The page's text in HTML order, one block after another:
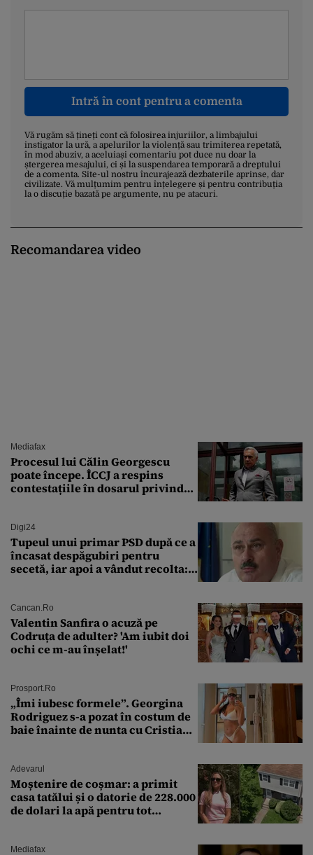
Intră în cont pentru a comenta
Vă rugăm să țineți cont că folosirea injuriilor, a limbajului
instigator la ură, a apelurilor la violență sau trimiterea repetată,
în mod abuziv, a aceluiași comentariu pot duce nu doar la
ștergerea mesajului, ci și la suspendarea temporară a dreptului
de a comenta. Site-ul nostru încurajează dezbaterile aprinse, dar
civilizate. Vă mulțumim pentru înțelegere și pentru contribuția
la o discuție bazată pe argumente, nu pe atacuri.
Recomandarea video
Mediafax
Procesul lui Călin Georgescu
poate începe. ÎCCJ a respins
contestațiile în dosarul privind
Digi24
Tupeul unui primar PSD după ce a
încasat despăgubiri pentru
secetă, iar apoi a vândut recolta:
Cancan.ro
Valentin Sanfira o acuză pe
Codruța de adulter? 'Am iubit doi
ochi ce m-au înșelat!'
Prosport.ro
„Îmi iubesc formele”. Georgina
Rodriguez s-a pozat în costum de
baie înainte de nunta cu Cristiano
Adevarul
Moștenire de coșmar: a primit
casa tatălui și o datorie de 228.000
de dolari la apă pentru tot
Mediafax